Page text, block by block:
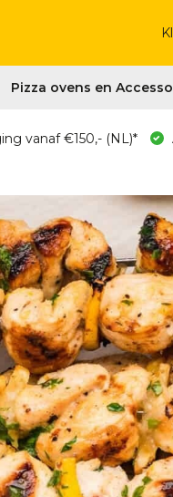
Pizza ovens en
vanaf €150,- (NL)*